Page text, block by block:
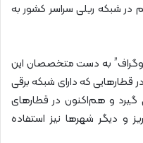
در شبکه ریلی سراسر کشور به
به دست متخصصان این
قطارهایی که دارای شبکه برقی
گیرد و هم‌اکنون در قطارهای
و دیگر شهرها نیز استفاده